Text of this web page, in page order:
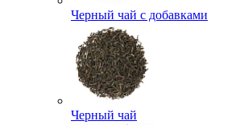
Черный чай с добавками
Черный чай